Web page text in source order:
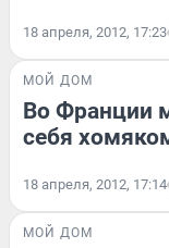
18 апреля, 2012, 17:23
МОЙ ДОМ
Во Франции
себя
18 апреля, 2012, 17:14
МОЙ ДОМ